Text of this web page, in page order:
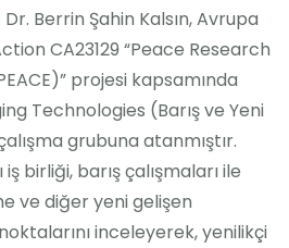
Berrin Şahin Kalsın, Avrupa
CA23129 “Peace Research
projesi kapsamında
Technologies (Barış ve Yeni
grubuna atanmıştır.
birliği, barış çalışmaları ile
ve diğer yeni gelişen
inceleyerek, yenilikçi